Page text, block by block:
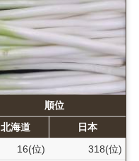
順位
北海道
日本
16(位)
318(位)